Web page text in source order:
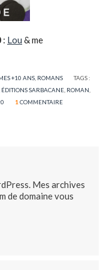
: Lou & me
+10 ANS, ROMANS
TAGS :
ÉDITIONS SARBACANE ROMAN
1 COMMENTAIRE
Mes archives
de domaine vous